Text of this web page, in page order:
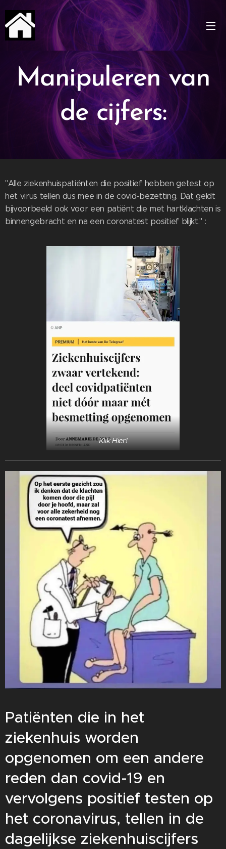
Manipuleren van
de cijfers:
"Alle ziekenhuispatiënten die positief hebben getest op
het virus tellen dus mee in de covid-bezetting. Dat geldt
bijvoorbeeld ook voor een patiënt die met hartklachten is
binnengebracht en na een coronatest positief blijkt." :
Klik Hier!
Patiënten die in het
ziekenhuis worden
opgenomen om een andere
reden dan covid-19 en
vervolgens positief testen op
het coronavirus, tellen in de
dagelijkse ziekenhuiscijfers